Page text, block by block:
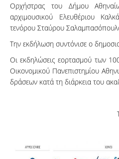
Ορχήστρας του Δήμου
αρχιμουσικού Ελευθέριου
τενόρου Σταύρου
Την εκδήλωση συντόνισε ο
Οι εκδηλώσεις εορτασμού των
Οικονομικού Πανεπιστημίου
δράσεων κατά τη διάρκεια του